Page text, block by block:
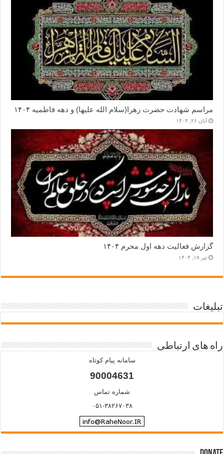
مراسم شهادت حضرت زهرا(سلام الله علیها) و دهه فاطمیه ۱۴۰۴
آبان ۲۶, ۱۴۰۴
گزارش فعالیت دهه اول محرم ۱۴۰۴
تیر ۱۸, ۱۴۰۴
تبلیغات
راه های ارتباطی
سامانه پیام کوتاه
90004631
شماره تماس
۰۵۱-۳۸۲۶۷۰۳۸